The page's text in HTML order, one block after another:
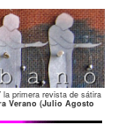
primera revista de sátira
Verano (Julio Agosto